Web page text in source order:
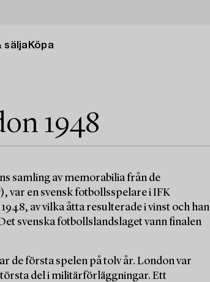
sälja Köpa
1948
samling av memorabilia från de
var en svensk fotbollsspelare i IFK
av vilka åtta resulterade i vinst och han
svenska fotbollslandslaget vann finalen
de första spelen på tolv år. London var
del i militärförläggningar. Ett